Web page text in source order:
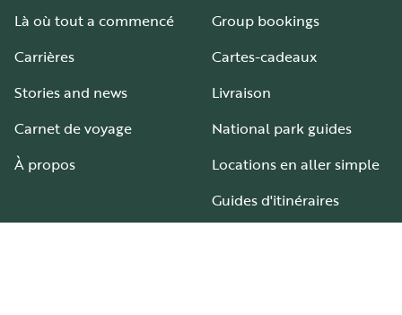
Là où tout a commencé
Carrières
Stories and news
Carnet de voyage
À propos
Group bookings
Cartes-cadeaux
Livraison
National park guides
Locations en aller simple
Guides d'itinéraires